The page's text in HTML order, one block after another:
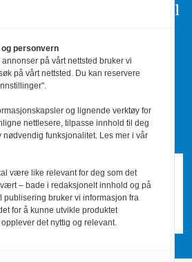
oppfordres til
redaksjonen. Du kan
til Pressens Faglige
.
personvern
på vårt nettsted bruker vi
på vårt nettsted. Du kan reservere
og lignende verktøy for
nettlesere, tilpasse innhold til deg
nødvendig funksjonalitet. Les mer i vår
være like relevant for deg som det
– bade i redaksjonelt innhold og på
publisering bruker vi informasjon fra
for å kunne utvikle produktet
det nyttig og relevant.